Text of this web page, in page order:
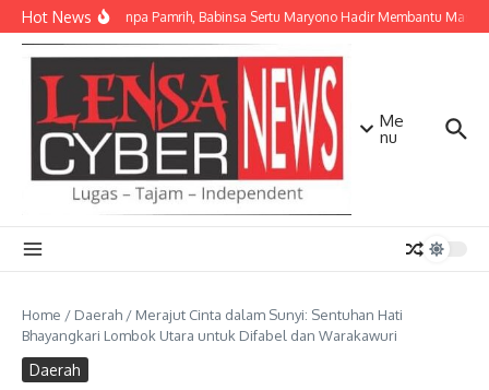
Lewati ke konten
Hot NewsIkhlas Tanpa Pamrih, Babinsa Sertu Maryono Hadir Membantu
Me
nu
Home / Daerah / Merajut Cinta dalam Sunyi: Sentuhan Hati
Bhayangkari Lombok Utara untuk Difabel dan Warakawuri
Daerah